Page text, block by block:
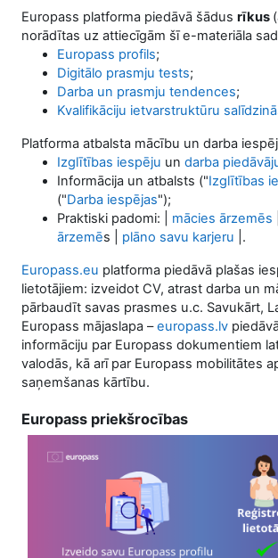
Europass platforma piedāvā šādus rīkus
norādītas uz attiecīgām šī e-materiāla
Europass profils;
Digitālo prasmju tests;
Darba un prasmju tendences;
Kvalifikāciju ietvarstruktūru
Platforma atbalsta mācību un darba
Izglītības iespēju un darba
Informācija un atbalsts ("Izglītības
("Darba iespējas");
Praktiski padomi: | mācies ārzemēs
ārzemēs | plāno savu karjeru |.
Europass.eu platforma piedāvā plašas
lietotājiem: izveidot CV, atrast darba un
pārbaudīt savas prasmes u.c. Savukārt,
Europass mājaslapa –europass.lv
informāciju par Europass dokumentiem
valodās, kā arī par Europass mobilitātes
saņemšanas kārtību.
Europass priekšrocības